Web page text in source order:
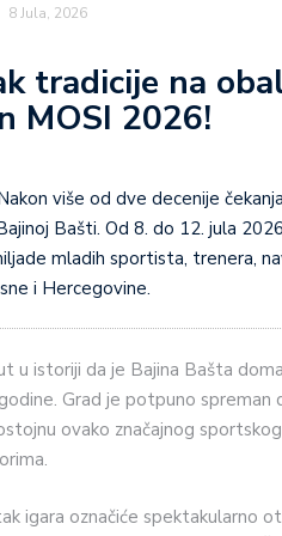
8 Jula, 2026
tradicije na
MOSI 2026!
Bašti. Od 8. do 12. jula
mladih sportista, trenera,
i Hercegovine.
u istoriji da je Bajina Bašta
Grad je potpuno
ovako značajnog
igara označiće spektakularno